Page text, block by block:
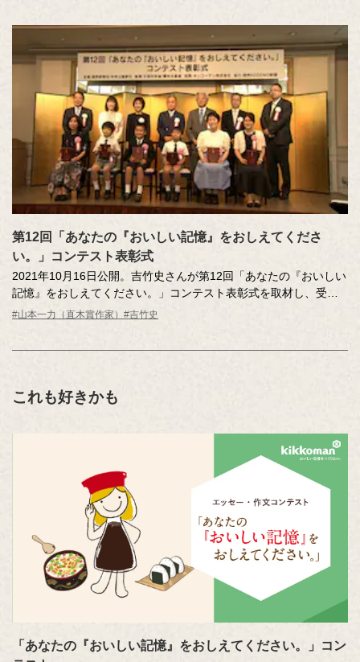
第12回「あなたの『おいしい記憶』をおしえてくださ
い。」コンテスト表彰式
2021年10月16日公開。吉竹史さんが第12回「あなたの『おいしい
記憶』をおしえてください。」コンテスト表彰式を取材し、受賞
の皆さんが作品にこめた想いを紹介します。吉竹さんもエッセー
#山本一力（直木賞作家） #吉竹史
これも好きかも
「あなたの『おいしい記憶』をおしえてください。」コン